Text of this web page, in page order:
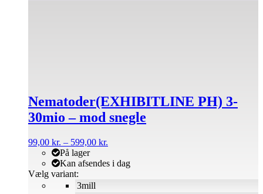
Nematoder(EXHIBITLINE PH) 3-
30mio – mod snegle
99,00 kr. – 599,00 kr.
til
På lager
Kan afsendes i dag
Vælg variant:
varesiden
3mill